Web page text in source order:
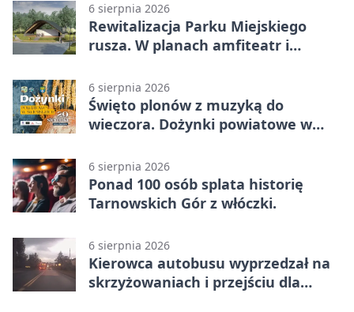
6 sierpnia 2026
Rewitalizacja Parku Miejskiego
rusza. W planach amfiteatr i
6 sierpnia 2026
Święto plonów z muzyką do
wieczora. Dożynki powiatowe w
6 sierpnia 2026
Ponad 100 osób splata historię
Tarnowskich Gór z włóczki.
6 sierpnia 2026
Kierowca autobusu wyprzedzał na
skrzyżowaniach i przejściu dla